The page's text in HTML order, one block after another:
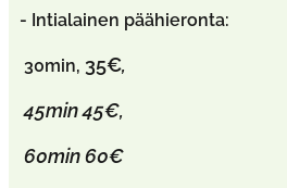
- Intialainen päähieronta:
30min, 35€,
45min 45€,
60min 60€